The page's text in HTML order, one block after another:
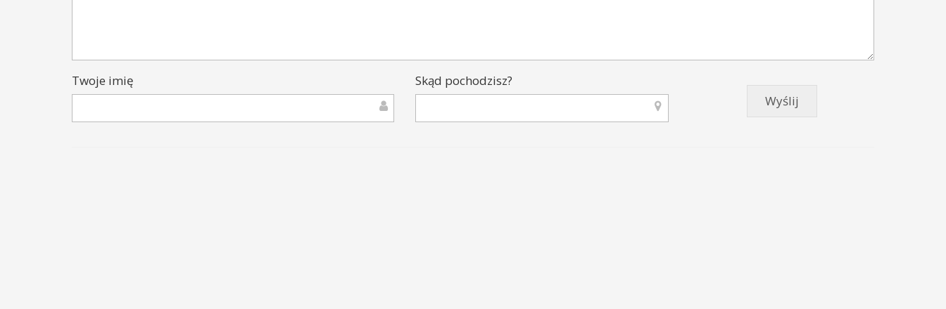
Twoje imię Skąd pochodzisz?